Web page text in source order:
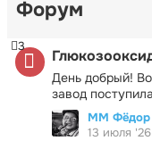
Форум
День добрый!
завод
3
ММ Фёдор
13 июля '26